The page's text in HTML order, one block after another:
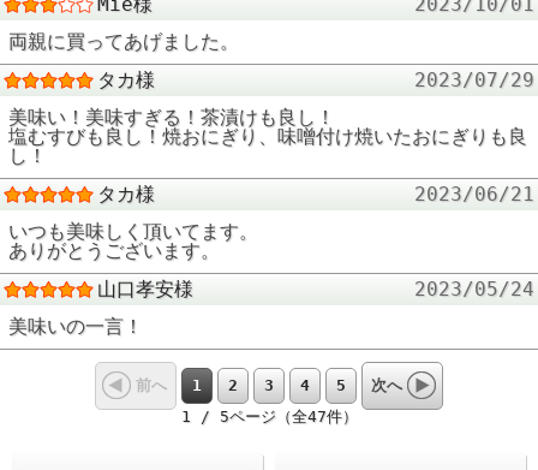
Mie様
2023/10/01
両親に買ってあげました。
タカ様
2023/07/29
美味い！美味すぎる！茶漬けも良し！
塩むすびも良し！焼おにぎり、味噌付け焼いたおにぎりも良
し！
タカ様
2023/06/21
いつも美味しく頂いてます。
ありがとうございます。
山口孝安様
2023/05/24
美味いの一言！
前へ 1 2 3 4 5
次へ
1 / 5ページ（全47件）